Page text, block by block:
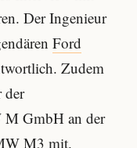
Der Ingenieur
Ford
Zudem
der
M GmbH an der
M3 mit.